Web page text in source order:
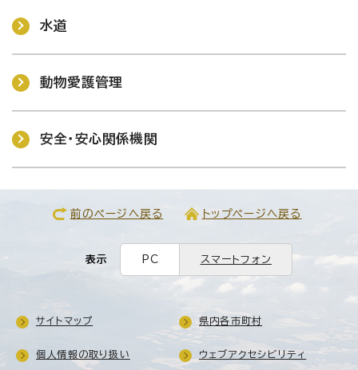
水道
動物愛護管理
安全・安心関係機関
前のページへ戻る トップページへ戻る
表示 PC スマートフォン
サイトマップ 県内各市町村
個人情報の取り扱い ウェブアクセシビリティ